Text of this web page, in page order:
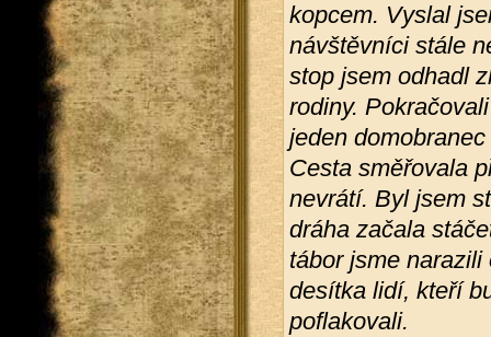
kopcem. Vyslal
návštěvníci stále
stop jsem odhadl
rodiny.
jeden
Cesta směřovala
nevrátí. Byl jsem
dráha začala
tábor jsme
desítka lidí, kteří
poflakovali.